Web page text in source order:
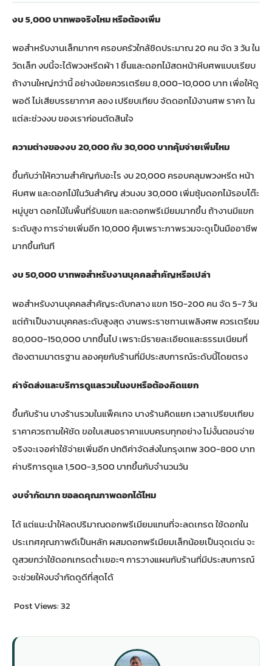
งบ 5,000 บาทพอจริงไหม หรือต้องเพิ่ม
พอสำหรับงานเล็กมากๆ ครอบครัวใกล้ชิดประมาณ 20 คน จัด 3 วัน ใน
วัดเล็ก งบนี้จะได้พวงหรีดผ้า 1 ชิ้นและดอกไม้สดหน้าหีบศพแบบเรียบ
ถ้างานใหญ่กว่านี้ อย่างน้อยควรเตรียม 8,000-10,000 บาท เพื่อให้ดู
พอดี ไม่เสียบรรยากาศ ลองเปรียบเทียบ จัดดอกไม้งานศพ ราคา ใน
แต่ละช่วงงบของเราก่อนตัดสินใจ
ความต่างของงบ 20,000 กับ 30,000 บาทคุ้มจ่ายเพิ่มไหม
ขึ้นกับว่าให้ความสำคัญกับอะไร งบ 20,000 ครอบคลุมพวงหรีด หน้า
หีบศพ และดอกไม้ในวันสำคัญ ส่วนงบ 30,000 เพิ่มซุ้มดอกไม้รอบโต๊ะ
หมู่บูชา ดอกไม้ในพื้นที่รับแขก และดอกพรีเมียมมากขึ้น ถ้างานมีแขก
ระดับสูง การจ่ายเพิ่มอีก 10,000 คุ้มเพราะภาพรวมจะดูเป็นมืออาชีพ
มากขึ้นทันที
งบ 50,000 บาทพอสำหรับงานบุคคลสำคัญหรือเปล่า
พอสำหรับงานบุคคลสำคัญระดับกลาง แขก 150-200 คน จัด 5-7 วัน
แต่ถ้าเป็นงานบุคคลระดับสูงสุด งานพระราชทานเพลิงศพ ควรเตรียม
80,000-150,000 บาทขึ้นไป เพราะมีรายละเอียดและธรรมเนียมที่
ต้องตามมาตรฐาน ลองคุยกับร้านที่มีประสบการณ์ระดับนี้โดยตรง
ค่าจัดส่งและบริการดูแลรวมในงบหรือต้องคิดแยก
ขึ้นกับร้าน บางร้านรวมในแพ็คเกจ บางร้านคิดแยก เวลาเปรียบเทียบ
ราคาควรถามให้ชัด ขอใบเสนอราคาแบบครบทุกอย่าง ไม่งั้นตอนจ่าย
จริงจะเจอค่าใช้จ่ายเพิ่มอีก ปกติค่าจัดส่งในกรุงเทพ 300-800 บาท
ค่าบริการดูแล 1,500-3,500 บาทขึ้นกับจำนวนวัน
งบจำกัดมาก ขอลดคุณภาพดอกได้ไหม
ได้ แต่แนะนำให้ลดปริมาณดอกพรีเมียมแทนที่จะลดเกรด ใช้ดอกใน
ประเทศคุณภาพดีเป็นหลัก ผสมดอกพรีเมียมเล็กน้อยเป็นจุดเด่น จะ
ดูสวยกว่าใช้ดอกเกรดต่ำเยอะๆ การวางแผนกับร้านที่มีประสบการณ์
จะช่วยให้งบจำกัดดูดีที่สุดได้
Post Views:32